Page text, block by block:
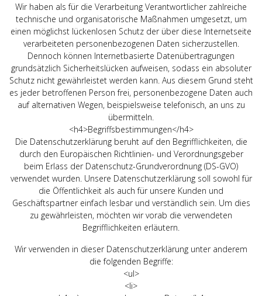
Wir haben als für die Verarbeitung Verantwortlicher zahlreiche
technische und organisatorische Maßnahmen umgesetzt, um
einen möglichst lückenlosen Schutz der über diese Internetseite
verarbeiteten personenbezogenen Daten sicherzustellen.
Dennoch können Internetbasierte Datenübertragungen
grundsätzlich Sicherheitslücken aufweisen, sodass ein absoluter
Schutz nicht gewährleistet werden kann. Aus diesem Grund steht
es jeder betroffenen Person frei, personenbezogene Daten auch
auf alternativen Wegen, beispielsweise telefonisch, an uns zu
übermitteln.
<h4>Begriffsbestimmungen</h4>
Die Datenschutzerklärung beruht auf den Begrifflichkeiten, die
durch den Europäischen Richtlinien- und Verordnungsgeber
beim Erlass der Datenschutz-Grundverordnung (DS-GVO)
verwendet wurden. Unsere Datenschutzerklärung soll sowohl für
die Öffentlichkeit als auch für unsere Kunden und
Geschäftspartner einfach lesbar und verständlich sein. Um dies
zu gewährleisten, möchten wir vorab die verwendeten
Begrifflichkeiten erläutern.
Wir verwenden in dieser Datenschutzerklärung unter anderem
die folgenden Begriffe:
<ul>
<li>